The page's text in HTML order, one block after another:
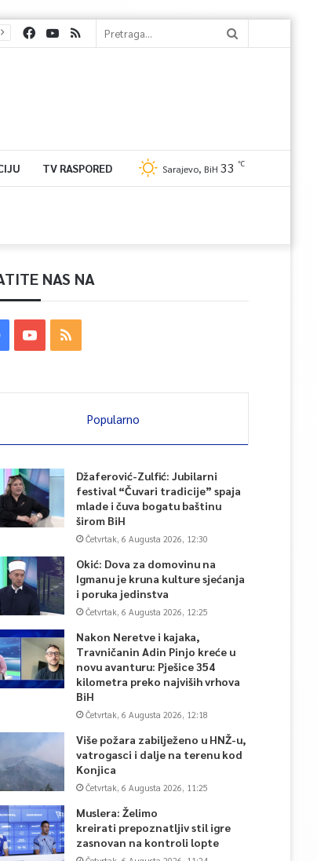
TV RASPORED Sarajevo, BiH 33 ℃
NAS NA
Popularno
Džaferović-Zulfić: Jubilarni
festival “Čuvari tradicije” spaja
mlade i čuva bogatu baštinu
širom BiH
Četvrtak, 6 Augusta 2026, 12:30
Okić: Dova za domovinu na
Igmanu je kruna kulture sjećanja
i poruka jedinstva
Četvrtak, 6 Augusta 2026, 12:25
Nakon Neretve i kajaka,
Travničanin Adin Pinjo kreće u
novu avanturu: Pješice 354
kilometra preko najviših vrhova
BiH
Četvrtak, 6 Augusta 2026, 12:18
Više požara zabilježeno u HNŽ-u,
vatrogasci i dalje na terenu kod
Konjica
Četvrtak, 6 Augusta 2026, 11:25
Muslera: Želimo
kreirati prepoznatljiv stil igre
zasnovan na kontroli lopte